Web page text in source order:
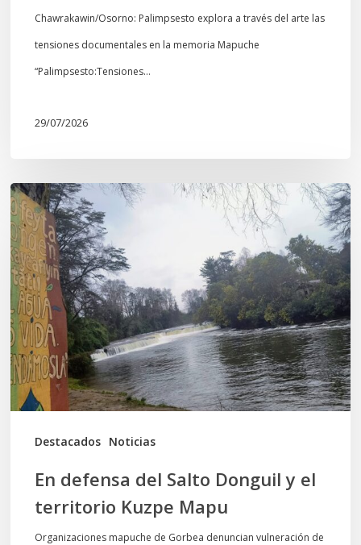
Chawrakawin/Osorno: Palimpsesto explora a través del arte las
tensiones documentales en la memoria Mapuche
“Palimpsesto:Tensiones…
29/07/2026
Destacados Noticias
En
defensa
del
Salto
Donguil
y
el
territorio
Kuzpe
Mapu
En defensa del Salto Donguil y el
territorio Kuzpe Mapu
Organizaciones mapuche de Gorbea denuncian vulneración de